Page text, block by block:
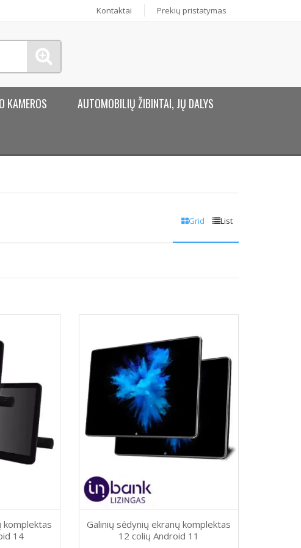
Kontaktai Prekių pristatymas
KAMEROS AUTOMOBILIŲ ŽIBINTAI, JŲ DALYS
Grid List
komplektas
14
Galinių sėdynių ekranų komplektas
12 colių Android 11